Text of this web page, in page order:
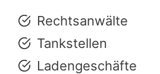
Rechtsanwälte
Tankstellen
Ladengeschäfte